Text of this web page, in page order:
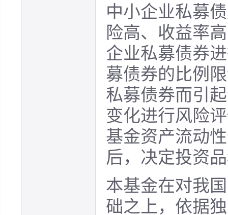
中小企业私募
险高、收益率
企业私募债券
募债券的比例
私募债券而引
变化进行风险
基金资产流动
后，决定投资
本基金在对我
础之上，依据